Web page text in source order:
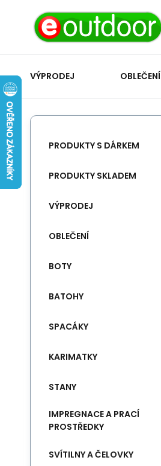
VÝPRODEJ OBLEČENÍ
PRODUKTY S DÁRKEM
PRODUKTY SKLADEM
VÝPRODEJ
OBLEČENÍ
BOTY
BATOHY
SPACÁKY
KARIMATKY
STANY
IMPREGNACE A PRACÍ
PROSTŘEDKY
SVÍTILNY A ČELOVKY